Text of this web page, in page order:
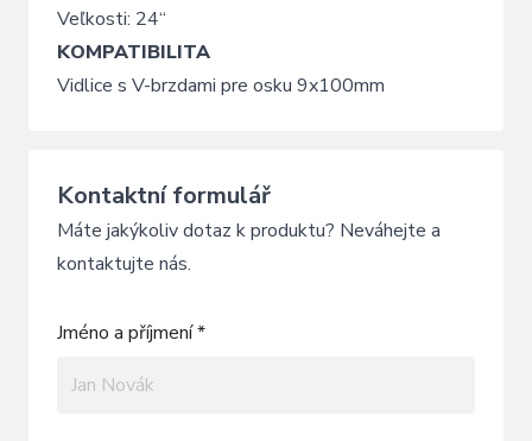
Veľkosti: 24“
KOMPATIBILITA
Vidlice s V-brzdami pre osku 9x100mm
Kontaktní formulář
Máte jakýkoliv dotaz k produktu? Neváhejte a
kontaktujte nás.
Jméno a příjmení *